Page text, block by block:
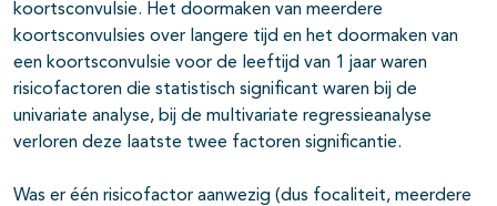
koortsconvulsie. Het doormaken van meerdere
koortsconvulsies over langere tijd en het doormaken van
een koortsconvulsie voor de leeftijd van 1 jaar waren
risicofactoren die statistisch significant waren bij de
univariate analyse, bij de multivariate regressieanalyse
verloren deze laatste twee factoren significantie.
Was er één risicofactor aanwezig (dus focaliteit, meerdere